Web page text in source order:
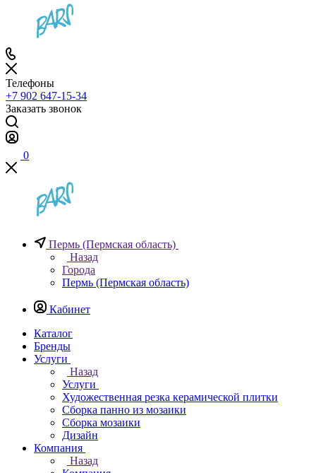
Телефоны
+7 902 647-15-34
Заказать звонок
0
Пермь (Пермская область)
Назад
Города
Пермь (Пермская область)
Кабинет
Каталог
Бренды
Услуги
Назад
Услуги
Художественная резка керамической плитки
Сборка панно из мозаики
Сборка мозаики
Дизайн
Компания
Назад